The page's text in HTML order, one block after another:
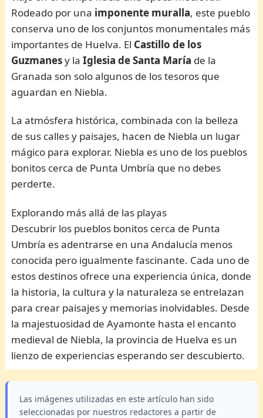
Rodeado por una imponente muralla, este pueblo
conserva uno de los conjuntos monumentales más
importantes de Huelva. El Castillo de los
Guzmanesy laIglesia de Santa María de la
Granada son solo algunos de los tesoros que
aguardan en Niebla.
La atmósfera histórica, combinada con la belleza
de sus calles y paisajes, hacen de Niebla un lugar
mágico para explorar. Niebla es uno de los pueblos
bonitos cerca de Punta Umbría que no debes
perderte.
Explorando más allá de las playas
Descubrir los pueblos bonitos cerca de Punta
Umbría es adentrarse en una Andalucía menos
conocida pero igualmente fascinante. Cada uno de
estos destinos ofrece una experiencia única, donde
la historia, la cultura y la naturaleza se entrelazan
para crear paisajes y memorias inolvidables. Desde
la majestuosidad de Ayamonte hasta el encanto
medieval de Niebla, la provincia de Huelva es un
lienzo de experiencias esperando ser descubierto.
Las imágenes utilizadas en este artículo han sido
seleccionadas por nuestros redactores a partir de